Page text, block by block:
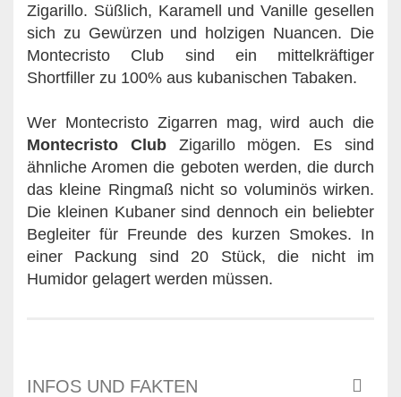
Zigarillo. Süßlich, Karamell und Vanille gesellen
sich zu Gewürzen und holzigen Nuancen. Die
Montecristo Club sind ein mittelkräftiger
Shortfiller zu 100% aus kubanischen Tabaken.
Wer Montecristo Zigarren mag, wird auch die
Montecristo Club Zigarillo mögen. Es sind
ähnliche Aromen die geboten werden, die durch
das kleine Ringmaß nicht so voluminös wirken.
Die kleinen Kubaner sind dennoch ein beliebter
Begleiter für Freunde des kurzen Smokes. In
einer Packung sind 20 Stück, die nicht im
Humidor gelagert werden müssen.
INFOS UND FAKTEN